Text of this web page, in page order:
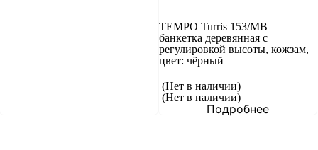
TEMPO Turris 153/MB —
банкетка деревянная с
регулировкой высоты, кожзам,
цвет: чёрный
(Нет в наличии)
(Нет в наличии)
Подробнее